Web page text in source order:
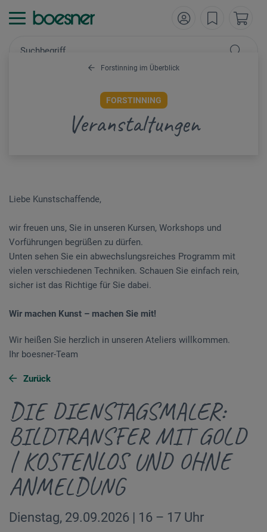
Forstinning im Überblick
FORSTINNING
Veranstaltungen
Liebe Kunstschaffende,
wir freuen uns, Sie in unseren Kursen, Workshops und
Vorführungen begrüßen zu dürfen.
Unten sehen Sie ein abwechslungsreiches Programm mit
vielen verschiedenen Techniken. Schauen Sie einfach rein,
sicher ist das Richtige für Sie dabei.
Wir machen Kunst – machen Sie mit!
Wir heißen Sie herzlich in unseren Ateliers willkommen.
Ihr boesner-Team
Zurück
DIE DIENSTAGSMALER:
BILDTRANSFER MIT GOLD
| KOSTENLOS UND OHNE
ANMELDUNG
Dienstag, 29.09.2026 | 16 – 17 Uhr